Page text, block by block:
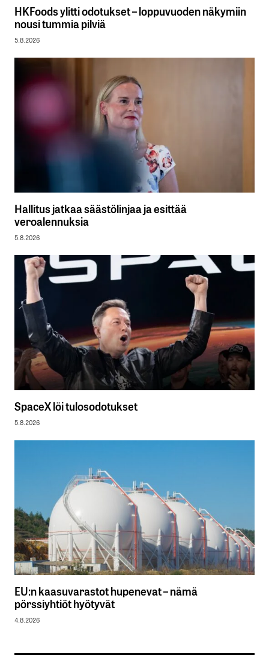
HKFoods ylitti odotukset – loppuvuoden näkymiin
nousi tummia pilviä
5.8.2026
Hallitus jatkaa säästölinjaa ja esittää
veroalennuksia
5.8.2026
SpaceX löi tulosodotukset
5.8.2026
EU:n kaasuvarastot hupenevat – nämä
pörssiyhtiöt hyötyvät
4.8.2026